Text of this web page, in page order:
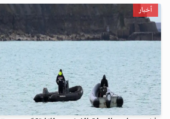
أخبار